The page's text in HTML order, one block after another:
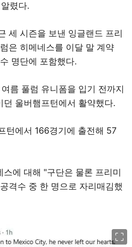
렸다.
세 시즌을 보낸 잉글랜드 프리
은 히메네스를 이달 말 계약
명단에 포함했다.
름 풀럼 유니폼을 입기 전까지
던 울버햄프턴에서 활약했다.
턴에서 166경기에 출전해 57
스에 대해 "구단은 물론 프리미
격수 중 한 명으로 자리매김했